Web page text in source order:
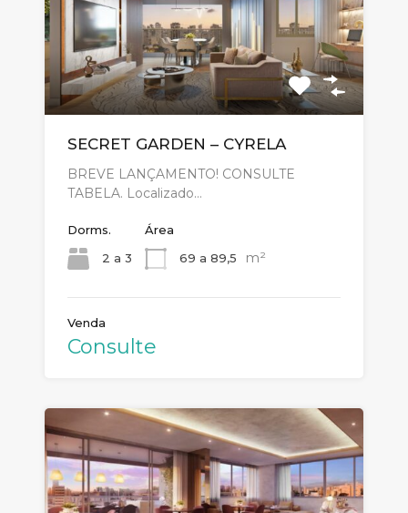
SECRET GARDEN – CYRELA
BREVE LANÇAMENTO! CONSULTE
TABELA. Localizado…
Dorms.
2 a 3
Área
69 a 89,5
m²
Venda
Consulte